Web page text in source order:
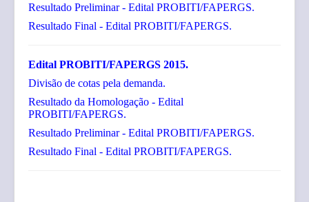
Resultado Preliminar - Edital PROBITI/FAPERGS.
Resultado Final - Edital PROBITI/FAPERGS.
Edital PROBITI/FAPERGS 2015.
Divisão de cotas pela demanda.
Resultado da Homologação - Edital
PROBITI/FAPERGS.
Resultado Preliminar - Edital PROBITI/FAPERGS.
Resultado Final - Edital PROBITI/FAPERGS.